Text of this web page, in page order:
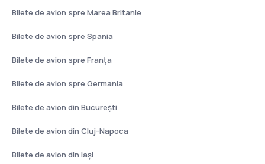
Bilete de avion spre Marea Britanie
Bilete de avion spre Spania
Bilete de avion spre Franţa
Bilete de avion spre Germania
Bilete de avion din București
Bilete de avion din Cluj-Napoca
Bilete de avion din Iași